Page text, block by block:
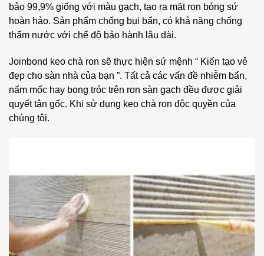
bảo 99,9% giống với màu gạch, tạo ra mặt ron bóng sứ
hoàn hảo. Sản phẩm chống bụi bẩn, có khả năng chống
thấm nước với chế độ bảo hành lâu dài.
Joinbond keo chà ron sẽ thực hiện sứ mệnh “ Kiến tạo vẻ
đẹp cho sàn nhà của bạn ”. Tất cả các vấn đề nhiễm bẩn,
nấm mốc hay bong tróc trên ron sàn gạch đều được giải
quyết tận gốc. Khi sử dụng keo chà ron độc quyền của
chúng tôi.